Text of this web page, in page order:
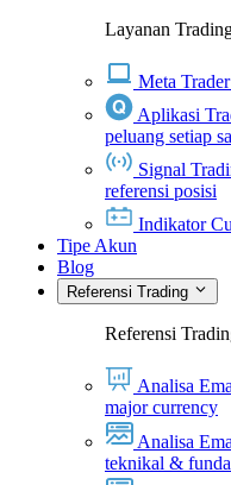
Layanan
Meta
Aplikasi
peluang setiap
Signal
referensi posisi
Indikator
Tipe Akun
Blog
Referensi Trading
Referensi
Analisa
major currency
Analisa
teknikal &